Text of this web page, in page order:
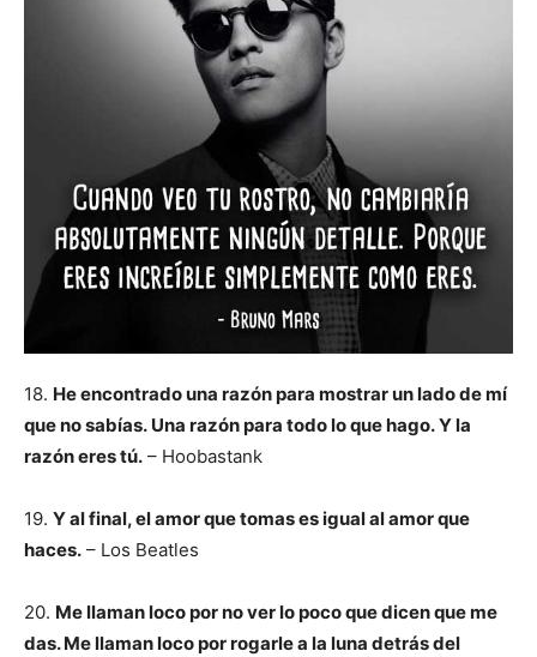
18. He encontrado una razón para mostrar un lado de mí
que no sabías. Una razón para todo lo que hago. Y la
razón eres tú. – Hoobastank
19. Y al final, el amor que tomas es igual al amor que
haces. – Los Beatles
20. Me llaman loco por no ver lo poco que dicen que me
das. Me llaman loco por rogarle a la luna detrás del